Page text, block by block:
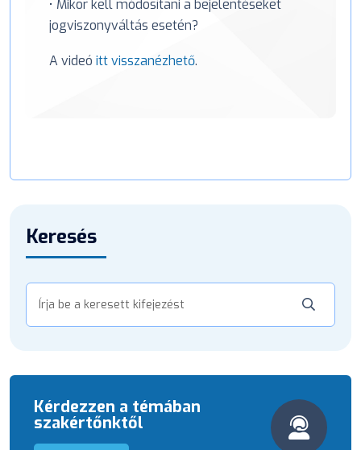
• Mikor kell módosítani a bejelentéseket
jogviszonyváltás esetén?
A videó itt visszanézhető.
Keresés
Kérdezzen a témában
szakértőnktől